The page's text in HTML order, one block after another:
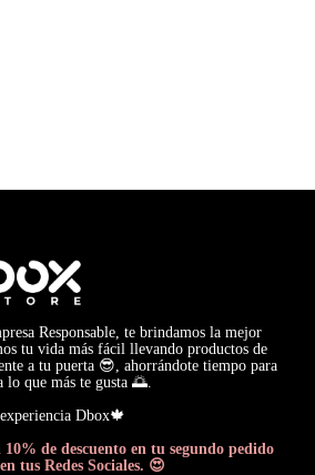
Responsable, te brindamos la mejor
tu vida más fácil llevando productos de
a tu puerta 😎, ahorrándote tiempo para
lo que más te gusta 🌅.
Dbox🍁
de descuento en tu segundo pedido
tus Redes Sociales. 😍